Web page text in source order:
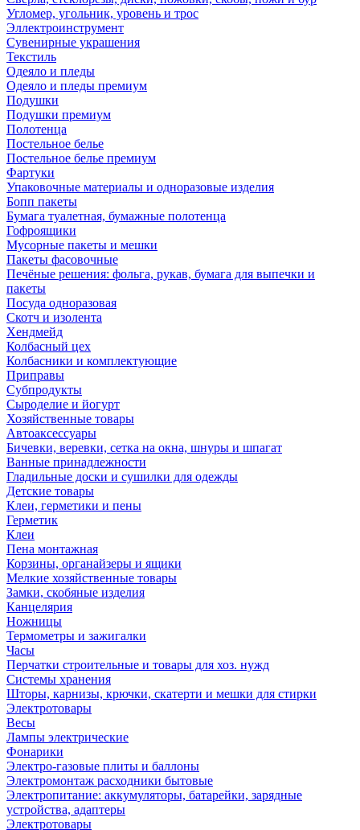
Угломер, угольник, уровень и трос
Эллектроинструмент
Сувенирные украшения
Текстиль
Одеяло и пледы
Одеяло и пледы премиум
Подушки
Подушки премиум
Полотенца
Постельное белье
Постельное белье премиум
Фартуки
Упаковочные материалы и одноразовые изделия
Бопп пакеты
Бумага туалетная, бумажные полотенца
Гофроящики
Мусорные пакеты и мешки
Пакеты фасовочные
Печёные решения: фольга, рукав, бумага для выпечки и
пакеты
Посуда одноразовая
Скотч и изолента
Хендмейд
Колбасный цех
Колбасники и комплектующие
Приправы
Субпродукты
Сыроделие и йогурт
Хозяйственные товары
Автоаксессуары
Бичевки, веревки, сетка на окна, шнуры и шпагат
Ванные принадлежности
Гладильные доски и сушилки для одежды
Детские товары
Клеи, герметики и пены
Герметик
Клеи
Пена монтажная
Корзины, органайзеры и ящики
Мелкие хозяйственные товары
Замки, скобяные изделия
Канцелярия
Ножницы
Термометры и зажигалки
Часы
Перчатки строительные и товары для хоз. нужд
Системы хранения
Шторы, карнизы, крючки, скатерти и мешки для стирки
Электротовары
Весы
Лампы электрические
Фонарики
Электро-газовые плиты и баллоны
Электромонтаж расходники бытовые
Электропитание: аккумуляторы, батарейки, зарядные
устройства, адаптеры
Электротовары